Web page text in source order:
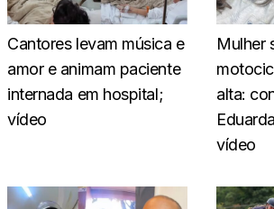
Cantores levam música e
amor e animam paciente
internada em hospital;
vídeo
Mulher
alta:
vídeo